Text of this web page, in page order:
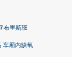
布里斯班
车厢内缺氧